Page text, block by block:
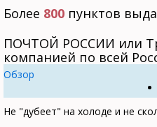
Более 800 пунктов
ПОЧТОЙ РОССИИ или
компанией по всей
Обзор
Не "дубеет" на холоде и не